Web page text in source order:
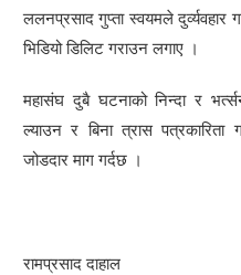
ललनप्रसाद गुप्ता स्वयमले दुर्व्यवहार
भिडियो डिलिट गराउन लगाए ।
महासंघ दुबै घटनाको निन्दा र
ल्याउन र बिना त्रास पत्रकारिता
जोडदार माग गर्दछ ।
रामप्रसाद दाहाल